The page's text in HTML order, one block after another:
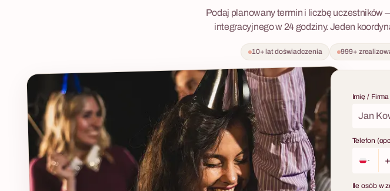
Podaj planowany termin i liczbę uczestników
integracyjnego w 24 godziny. Jeden
10+ lat doświadczenia 999+
Imię / Firma
Telefon
Ile osób w